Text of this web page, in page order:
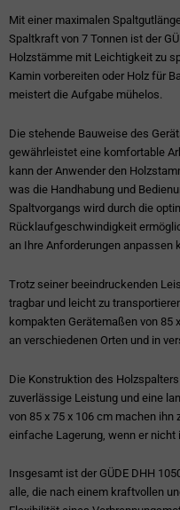
Mit einer maximalen
Spaltkraft von 7 Tonnen ist der
Holzstämme mit Leichtigkeit zu
Kamin vorbereiten oder Holz für
meistert die Aufgabe mühelos.
Die stehende Bauweise des
gewährleistet eine komfortable
kann der Anwender den
was die Handhabung und
Spaltvorgangs wird durch die
Rücklaufgeschwindigkeit
an Ihre Anforderungen anpassen
Trotz seiner beeindruckenden
tragbar und leicht zu
kompakten Gerätemaßen von 85
an verschiedenen Orten und in
Die Konstruktion des
zuverlässige Leistung und eine
von 85 x 75 x 106 cm machen
einfache Lagerung, wenn er nicht
Insgesamt ist der GÜDE DHH
alle, die nach einem kraftvollen